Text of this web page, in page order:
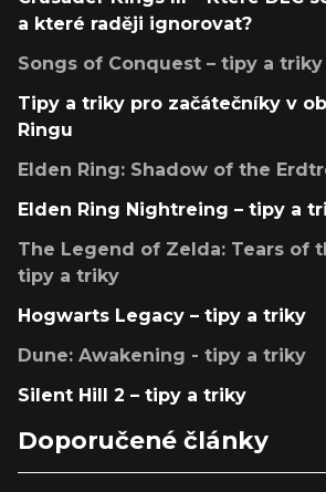
a které raději ignorovat?
Songs of Conquest – tipy a triky
Tipy a triky pro začátečníky v
Ringu
Elden Ring: Shadow of the
Elden Ring Nightreing – tipy a
The Legend of Zelda: Tears of
tipy a triky
Hogwarts Legacy – tipy a triky
Dune: Awakening - tipy a triky
Silent Hill 2 – tipy a triky
Doporučené články